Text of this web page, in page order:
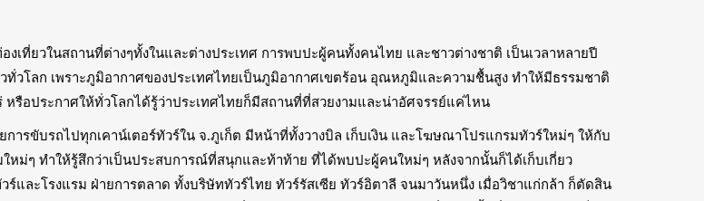
ที่ยวในสถานที่ต่างๆทั้งในและต่างประเทศ การพบปะผู้คนทั้งคนไทย และชาวต่างชาติ เป็นเวลาหลายปี
ทั่วโลก เพราะภูมิอากาศของประเทศไทยเป็นภูมิอากาศเขตร้อน อุณหภูมิและความชื้นสูง ทำให้มีธรรมชาติ
รือประกาศให้ทั่วโลกได้รู้ว่าประเทศไทยก็มีสถานที่ที่สวยงามและน่าอัศจรรย์แค่ไหน
ารขับรถไปทุกเคาน์เตอร์ทัวร์ใน จ.ภูเก็ต มีหน้าที่ทั้งวางบิล เก็บเงิน และโฆษณาโปรแกรมทัวร์ใหม่ๆ ให้กับ
ใหม่ๆ ทำให้รู้สึกว่าเป็นประสบการณ์ที่สนุกและท้าท้าย ที่ได้พบปะผู้คนใหม่ๆ หลังจากนั้นก็ได้เก็บเกี่ยว
และโรงแรม ฝ่ายการตลาด ทั้งบริษัททัวร์ไทย ทัวร์รัสเซีย ทัวร์อิตาลี จนมาวันหนึ่ง เมื่อวิชาแก่กล้า ก็ตัดสิน